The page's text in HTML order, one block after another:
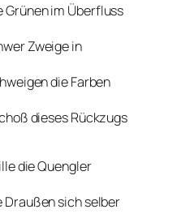
Grünen im Überfluss
Zweige in
die Farben
dieses Rückzugs
die Quengler
Draußen sich selber